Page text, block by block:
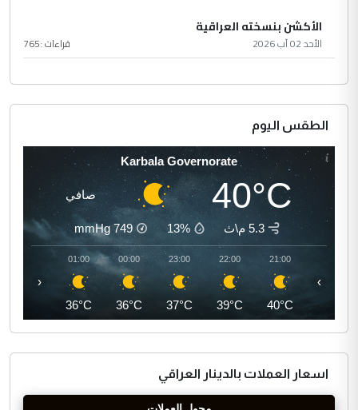
الأكشن بنسخته العراقية
الأحد 02 آب 2026 قراءات :765
الطقس اليوم
Karbala Governorate
40°C صافي
5.3 م\ث 13%
749
mmHg
21:00
40°C
22:00
39°C
23:00
37°C
00:00
36°C
01:00
36°C
‹ ›
اسعار العملات بالدينار العراقي